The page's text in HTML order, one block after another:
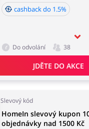
cashback do 1.5%
Do odvolání 38
JDĚTE DO AKCE
Slevový kód
HomeIn slevový kupon
objednávky nad 1500 Kč